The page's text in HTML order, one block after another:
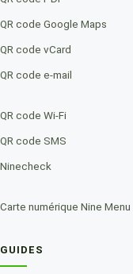
QR code Google Maps
QR code vCard
QR code e-mail
QR code Wi-Fi
QR code SMS
Ninecheck
Carte numérique Nine Menu
GUIDES